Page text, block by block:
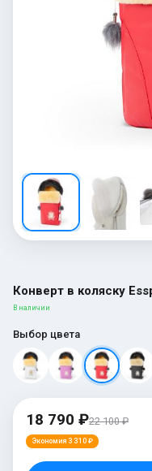
Конверт в коляску
В наличии
Выбор цвета
18 790 ₽22 100 ₽
Экономия 3 310 ₽